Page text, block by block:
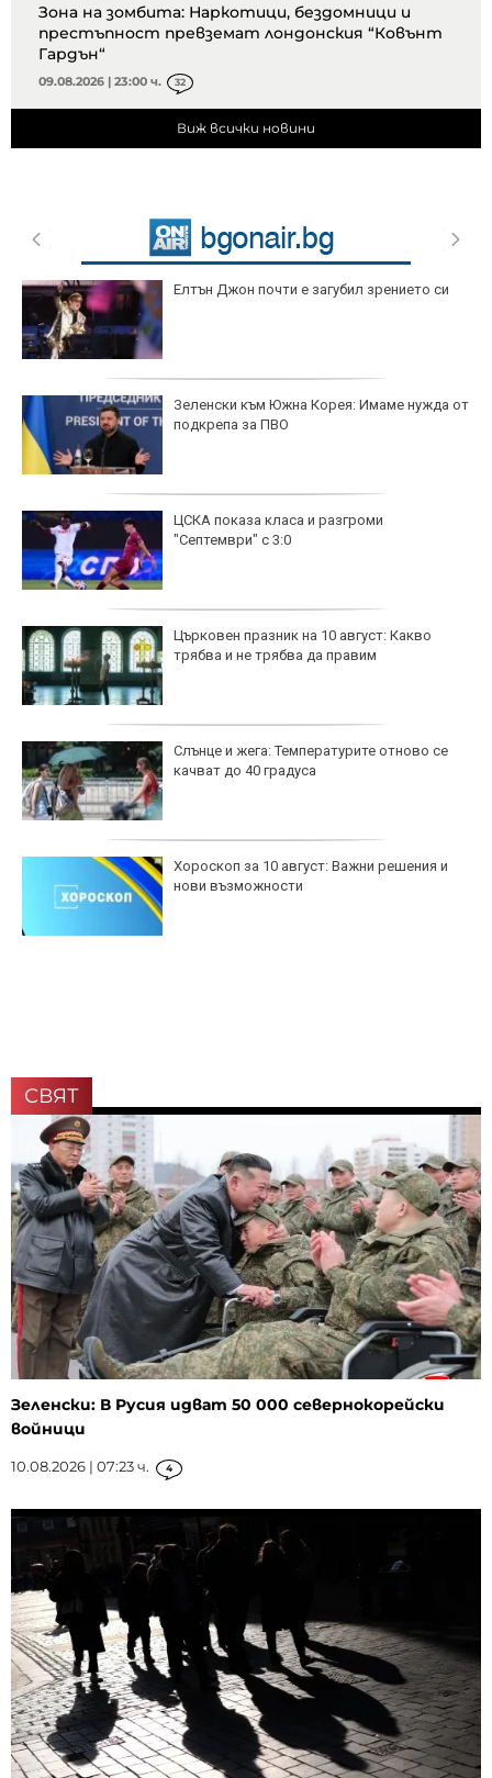
Зона на зомбита: Наркотици, бездомници и
престъпност превземат лондонския “Ковънт
Гардън“
09.08.2026 | 23:00 ч. 32
Виж всички новини
Елтън Джон почти е загубил зрението си
Зеленски към Южна Корея: Имаме нужда от
подкрепа за ПВО
ЦСКА показа класа и разгроми
"Септември" с 3:0
Църковен празник на 10 август: Какво
трябва и не трябва да правим
Слънце и жега: Температурите отново се
качват до 40 градуса
Хороскоп за 10 август: Важни решения и
нови възможности
СВЯТ
Зеленски: В Русия идват 50 000 севернокорейски
войници
10.08.2026 | 07:23 ч. 4